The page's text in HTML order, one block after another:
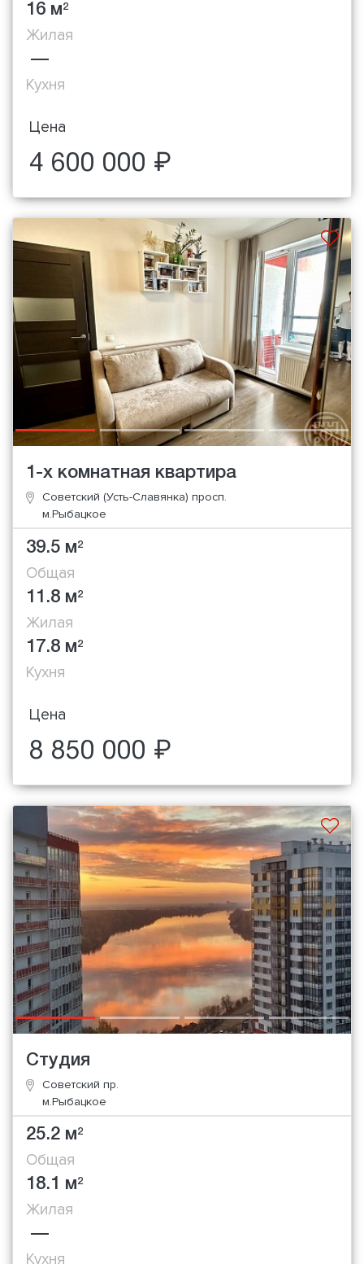
16 м2
Жилая
—
Кухня
Цена
4 600 000 ₽
1-х комнатная квартира
Советский (Усть-Славянка) просп.
м.Рыбацкое
39.5 м2
Общая
11.8 м2
Жилая
17.8 м2
Кухня
Цена
8 850 000 ₽
Студия
Советский пр.
м.Рыбацкое
25.2 м2
Общая
18.1 м2
Жилая
—
Кухня